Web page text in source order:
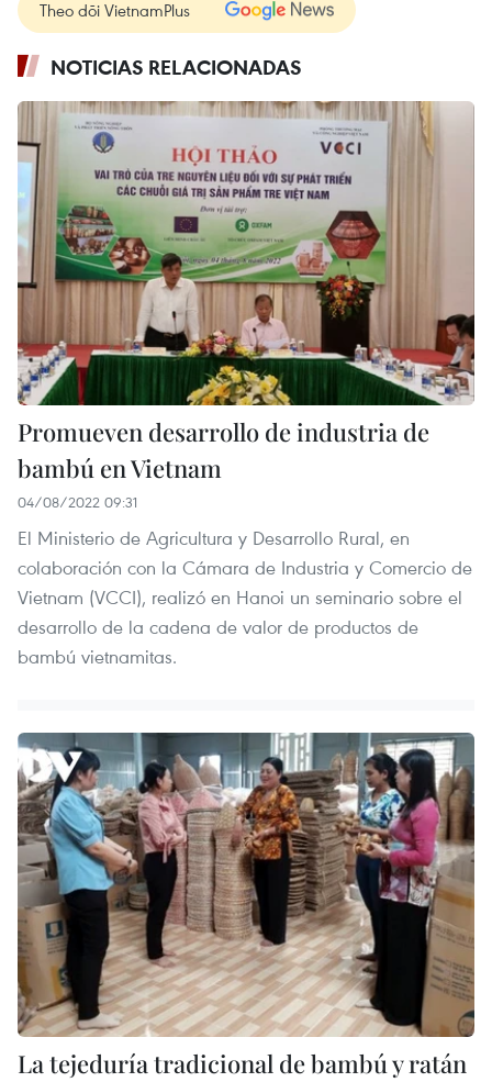
Theo dõi VietnamPlus
NOTICIAS RELACIONADAS
Promueven desarrollo de industria de
bambú en Vietnam
04/08/2022 09:31
El Ministerio de Agricultura y Desarrollo Rural, en
colaboración con la Cámara de Industria y Comercio de
Vietnam (VCCI), realizó en Hanoi un seminario sobre el
desarrollo de la cadena de valor de productos de
bambú vietnamitas.
La tejeduría tradicional de bambú y ratán